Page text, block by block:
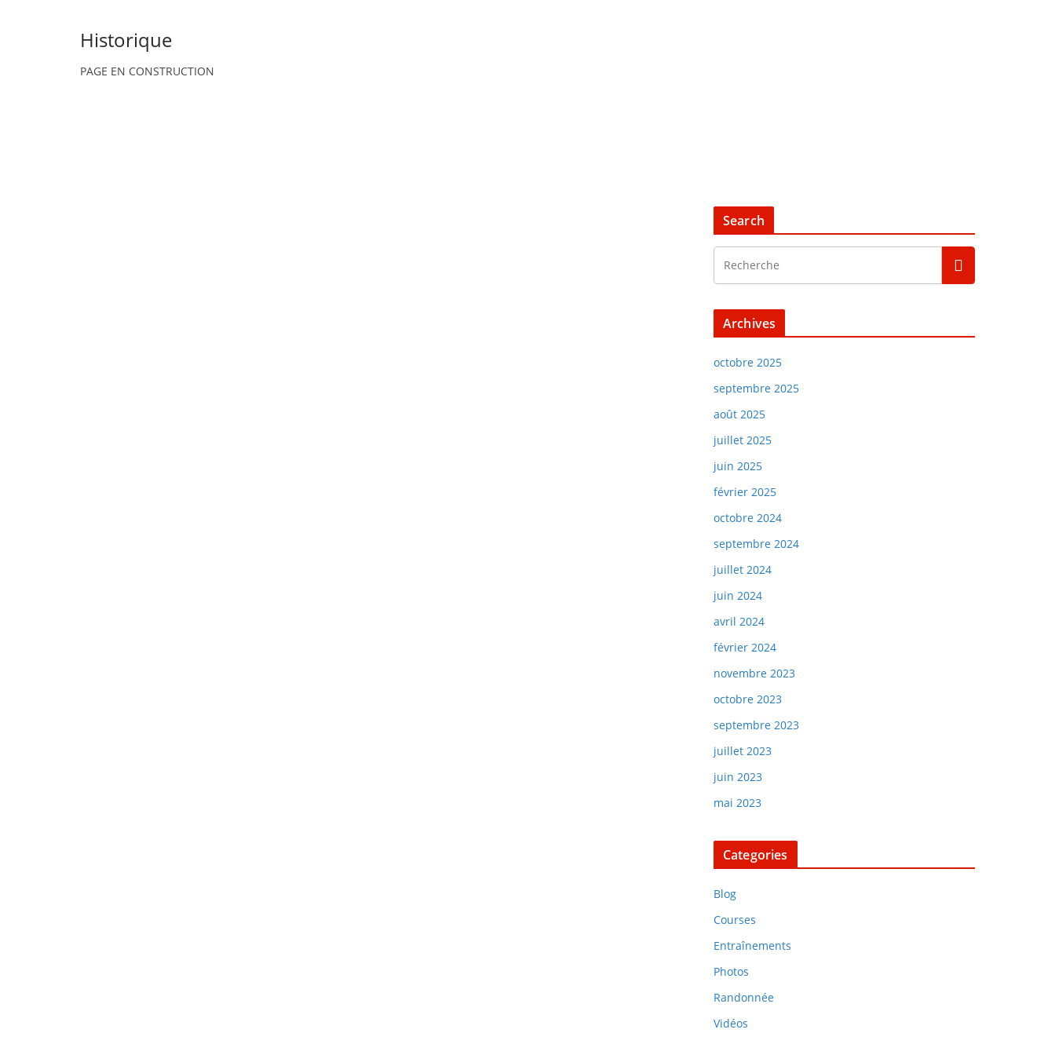
Historique
PAGE EN CONSTRUCTION
Search
Archives
octobre 2025
septembre 2025
août 2025
juillet 2025
juin 2025
février 2025
octobre 2024
septembre 2024
juillet 2024
juin 2024
avril 2024
février 2024
novembre 2023
octobre 2023
septembre 2023
juillet 2023
juin 2023
mai 2023
Categories
Blog
Courses
Entraînements
Photos
Randonnée
Vidéos